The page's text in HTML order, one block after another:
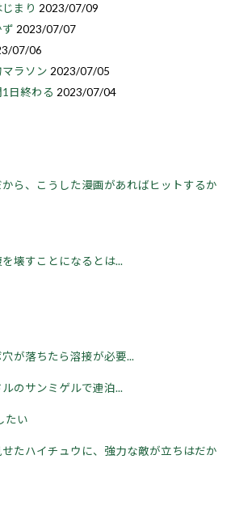
まり 2023/07/09
2023/07/07
07/06
マラソン 2023/07/05
1日終わる 2023/07/04
ら、こうした漫画があればヒットするか
を壊すことになるとは...
が落ちたら溶接が必要...
のサンミゲルで連泊...
たい
たハイチュウに、強力な敵が立ちはだか